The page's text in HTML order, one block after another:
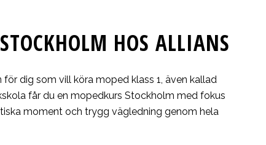
HOS ALLIANS
dig som vill köra moped klass 1, även kallad
får du en mopedkurs Stockholm med fokus
moment och trygg vägledning genom hela